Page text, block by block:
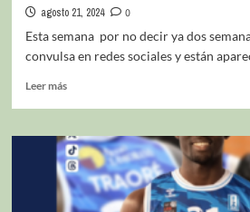
agosto 21, 2024
0
Esta semana por no decir ya dos
convulsa en redes sociales y están
Leer más